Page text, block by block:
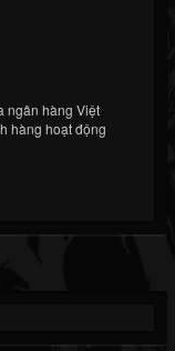
ngân hàng Việt
hàng hoạt động